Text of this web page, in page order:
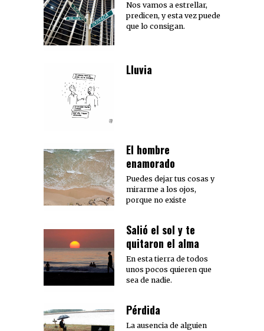
Nos vamos a estrellar,
predicen, y esta vez puede
que lo consigan.
Lluvia
El hombre
enamorado
Puedes dejar tus cosas y
mirarme a los ojos,
porque no existe
Salió el sol y te
quitaron el alma
En esta tierra de todos
unos pocos quieren que
sea de nadie.
Pérdida
La ausencia de alguien